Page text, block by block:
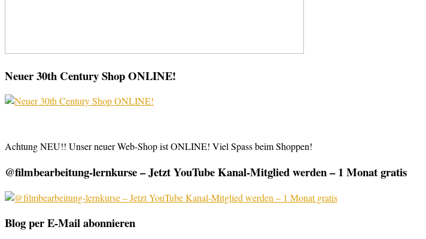
Neuer 30th Century Shop ONLINE!
Achtung NEU!! Unser neuer Web-Shop ist ONLINE! Viel Spass beim Shoppen!
@filmbearbeitung-lernkurse – Jetzt YouTube Kanal-Mitglied werden – 1 Monat gratis
Blog per E-Mail abonnieren